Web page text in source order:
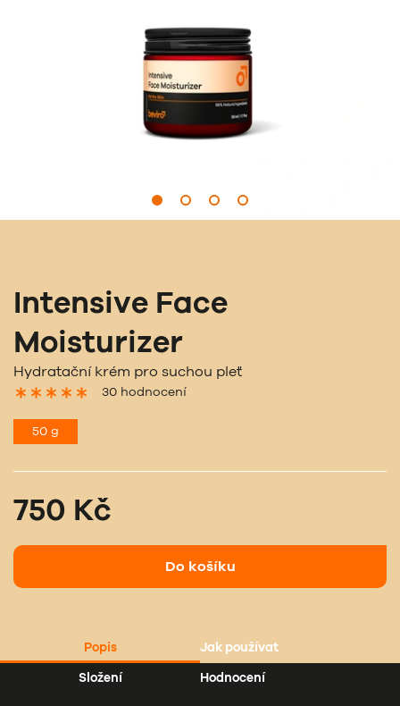
Intensive Face
Moisturizer
Hydratační krém pro suchou pleť
30 hodnocení
50 g
750 Kč
Do košíku
Popis
Jak používat
Složení
Hodnocení